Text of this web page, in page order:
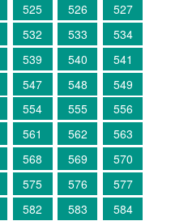
525 526
527
532 533
534
539 540
541
547 548
549
554 555
556
561 562
563
568 569
570
575 576
577
582 583
584